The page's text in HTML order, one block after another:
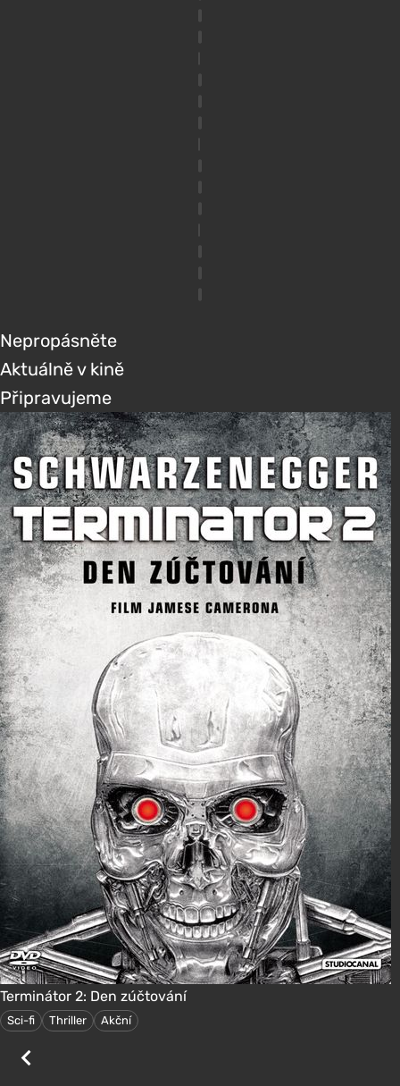
Nepropásněte
Aktuálně v kině
Připravujeme
Terminátor 2: Den zúčtování
Sci-fi Thriller Akční